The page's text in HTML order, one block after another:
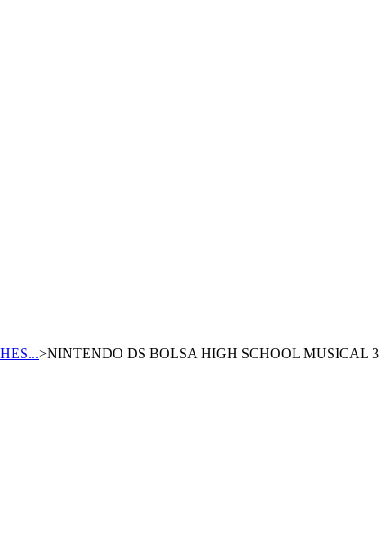
>NINTENDO DS BOLSA HIGH SCHOOL MUSICAL 3